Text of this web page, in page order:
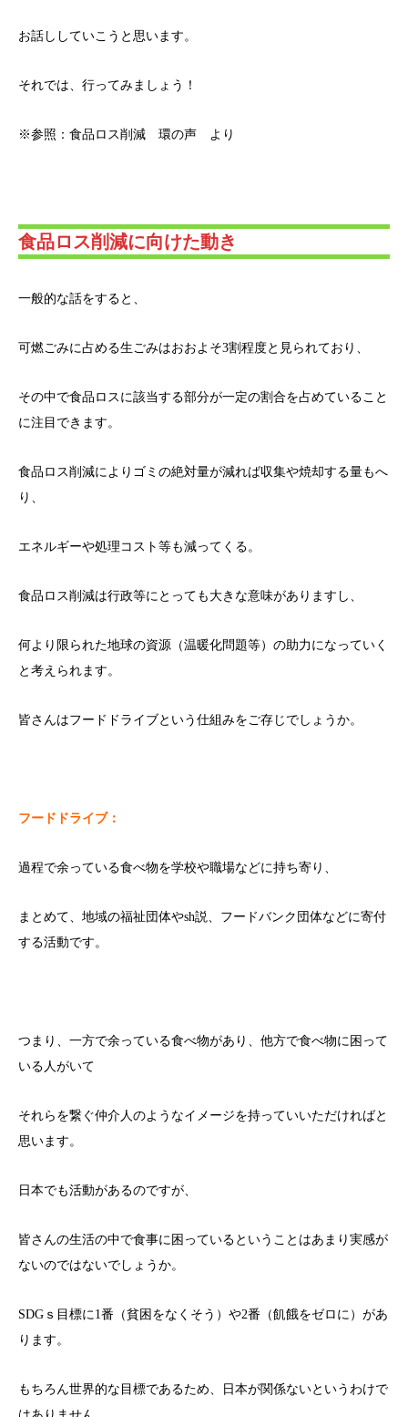
お話ししていこうと思います。
それでは、行ってみましょう！
※参照：食品ロス削減 環の声 より
食品ロス削減に向けた動き
一般的な話をすると、
可燃ごみに占める生ごみはおおよそ3割程度と見られており、
その中で食品ロスに該当する部分が一定の割合を占めていること
に注目できます。
食品ロス削減によりゴミの絶対量が減れば収集や焼却する量もへ
り、
エネルギーや処理コスト等も減ってくる。
食品ロス削減は行政等にとっても大きな意味がありますし、
何より限られた地球の資源（温暖化問題等）の助力になっていく
と考えられます。
皆さんはフードドライブという仕組みをご存じでしょうか。
フードドライブ：
過程で余っている食べ物を学校や職場などに持ち寄り、
まとめて、地域の福祉団体やsh説、フードバンク団体などに寄付
する活動です。
つまり、一方で余っている食べ物があり、他方で食べ物に困って
いる人がいて
それらを繋ぐ仲介人のようなイメージを持っていいただければと
思います。
日本でも活動があるのですが、
皆さんの生活の中で食事に困っているということはあまり実感が
ないのではないでしょうか。
SDGｓ目標に1番（貧困をなくそう）や2番（飢餓をゼロに）があ
ります。
もちろん世界的な目標であるため、日本が関係ないというわけで